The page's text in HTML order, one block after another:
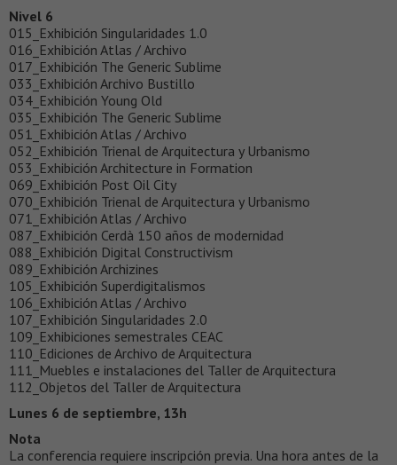
Nivel 6
015_Exhibición Singularidades 1.0
016_Exhibición Atlas / Archivo
017_Exhibición The Generic Sublime
033_Exhibición Archivo Bustillo
034_Exhibición Young Old
035_Exhibición The Generic Sublime
051_Exhibición Atlas / Archivo
052_Exhibición Trienal de Arquitectura y Urbanismo
053_Exhibición Architecture in Formation
069_Exhibición Post Oil City
070_Exhibición Trienal de Arquitectura y Urbanismo
071_Exhibición Atlas / Archivo
087_Exhibición Cerdà 150 años de modernidad
088_Exhibición Digital Constructivism
089_Exhibición Archizines
105_Exhibición Superdigitalismos
106_Exhibición Atlas / Archivo
107_Exhibición Singularidades 2.0
109_Exhibiciones semestrales CEAC
110_Ediciones de Archivo de Arquitectura
111_Muebles e instalaciones del Taller de Arquitectura
112_Objetos del Taller de Arquitectura
Lunes 6 de septiembre, 13h
Nota
La conferencia requiere inscripción previa. Una hora antes de la